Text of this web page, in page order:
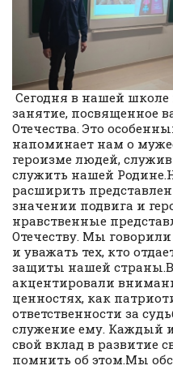
Сегодня в нашей
занятие, посвященное
Отечества. Это
напоминает нам о
героизме людей,
служить нашей
расширить
значении подвига и
нравственные
Отечеству. Мы
и уважать тех, кто
защиты нашей
акцентировали
ценностях, как
ответственности за
служение ему. Каждый
свой вклад в развитие
помнить об этом.Мы